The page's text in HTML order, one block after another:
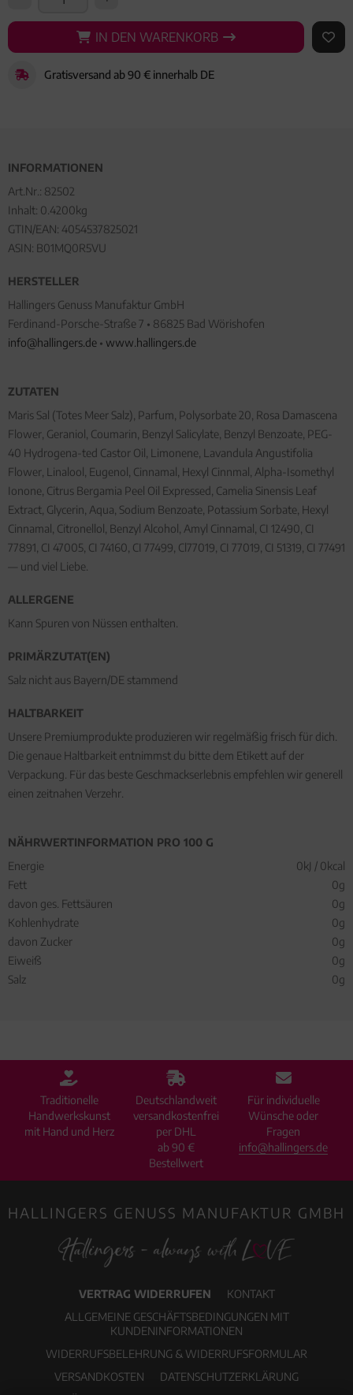
IN DEN WARENKORB
IN DEN WARENKORB AUF
Gratisversand ab 90 € innerhalb DE
INFORMATIONEN
Art.Nr.: 82502
Inhalt: 0.4200kg
GTIN/EAN: 4054537825021
ASIN: B01MQ0R5VU
HERSTELLER
Hallingers Genuss Manufaktur GmbH
Ferdinand-Porsche-Straße 7 • 86825 Bad Wörishofen
info@hallingers.de • www.hallingers.de
ZUTATEN
Maris Sal (Totes Meer Salz), Parfum, Polysorbate 20, Rosa Damascena
Flower, Geraniol, Coumarin, Benzyl Salicylate, Benzyl Benzoate, PEG-
40 Hydrogena-ted Castor Oil, Limonene, Lavandula Angustifolia
Flower, Linalool, Eugenol, Cinnamal, Hexyl Cinnmal, Alpha-Isomethyl
Ionone, Citrus Bergamia Peel Oil Expressed, Camelia Sinensis Leaf
Extract, Glycerin, Aqua, Sodium Benzoate, Potassium Sorbate, Hexyl
Cinnamal, Citronellol, Benzyl Alcohol, Amyl Cinnamal, CI 12490, CI
77891, CI 47005, CI 74160, CI 77499, Cl77019, CI 77019, CI 51319, CI 77491
— und viel Liebe.
ALLERGENE
Kann Spuren von Nüssen enthalten.
PRIMÄRZUTAT(EN)
Salz nicht aus Bayern/DE stammend
HALTBARKEIT
Unsere Premiumprodukte produzieren wir regelmäßig frisch für dich.
Die genaue Haltbarkeit entnimmst du bitte dem Etikett auf der
Verpackung. Für das beste Geschmackserlebnis empfehlen wir generell
einen zeitnahen Verzehr.
NÄHRWERTINFORMATION PRO 100 G
Energie
0kJ / 0kcal
Fett
0g
davon ges. Fettsäuren
0g
Kohlenhydrate
0g
davon Zucker
0g
Eiweiß
0g
Salz
0g
Traditionelle
Handwerkskunst
mit Hand und Herz
Deutschlandweit
versandkostenfrei
per DHL
ab 90 €
Bestellwert
Für individuelle
Wünsche oder
Fragen
info@hallingers.de
HALLINGERS GENUSS MANUFAKTUR GMBH
VERTRAG WIDERRUFEN
KONTAKT
ALLGEMEINE GESCHÄFTSBEDINGUNGEN MIT
KUNDENINFORMATIONEN
WIDERRUFSBELEHRUNG & WIDERRUFSFORMULAR
VERSANDKOSTEN
DATENSCHUTZERKLÄRUNG